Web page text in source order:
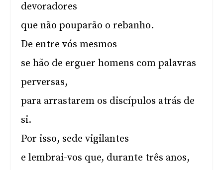
devoradores
que não pouparão o rebanho.
De entre vós mesmos
se hão de erguer homens com palavras
perversas,
para arrastarem os discípulos atrás de
si.
Por isso, sede vigilantes
e lembrai-vos que, durante três anos,